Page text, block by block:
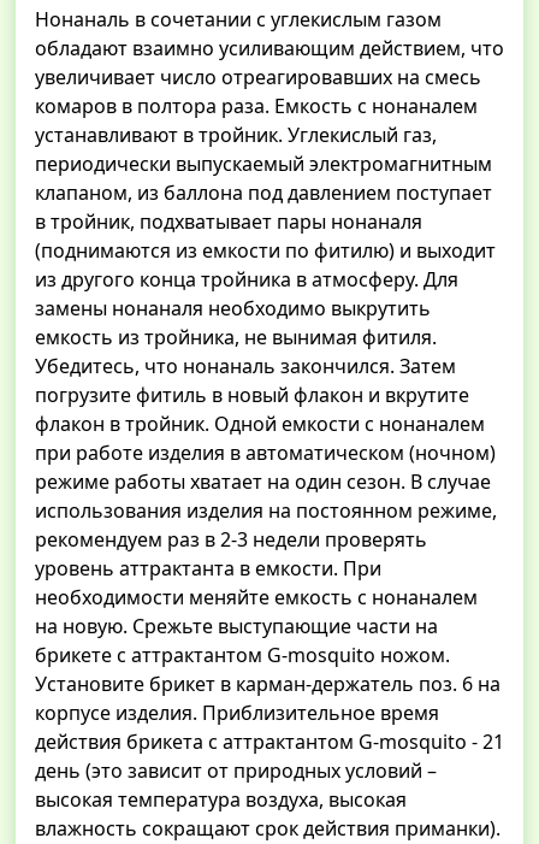
Нонаналь в сочетании с углекислым газом
обладают взаимно усиливающим действием, что
увеличивает число отреагировавших на смесь
комаров в полтора раза. Емкость с нонаналем
устанавливают в тройник. Углекислый газ,
периодически выпускаемый электромагнитным
клапаном, из баллона под давлением поступает
в тройник, подхватывает пары нонаналя
(поднимаются из емкости по фитилю) и выходит
из другого конца тройника в атмосферу. Для
замены нонаналя необходимо выкрутить
емкость из тройника, не вынимая фитиля.
Убедитесь, что нонаналь закончился. Затем
погрузите фитиль в новый флакон и вкрутите
флакон в тройник. Одной емкости с нонаналем
при работе изделия в автоматическом (ночном)
режиме работы хватает на один сезон. В случае
использования изделия на постоянном режиме,
рекомендуем раз в 2-3 недели проверять
уровень аттрактанта в емкости. При
необходимости меняйте емкость с нонаналем
на новую. Срежьте выступающие части на
брикете с аттрактантом G-mosquito ножом.
Установите брикет в карман-держатель поз. 6 на
корпусе изделия. Приблизительное время
действия брикета с аттрактантом G-mosquito - 21
день (это зависит от природных условий –
высокая температура воздуха, высокая
влажность сокращают срок действия приманки).